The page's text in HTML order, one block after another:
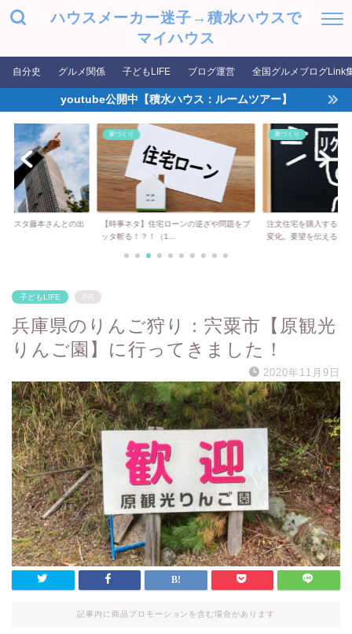
ハウスメーカー迷子→積水ハウスで
マイハウス
自分史 グルメ関係 子どもLIFE ブログ運営 全国グルメブログLink
youtube公開中【積水ハウス：ルームツアー】
ジスタ藤本さんとの出
家づくり
【時事ネタ】住宅ローンの逆ざや問題をブ
ッタ斬る！？！（1...
家づくり
注文住宅を購入する上
変化。要望を伝える...
子どもLIFE PR
兵庫県のりんご狩り：宍粟市【原観光
りんご園】に行ってきました！
2020年11月9日
記事内に商品プロモーションを含む場合があります